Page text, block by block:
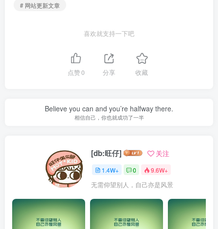
# 网站更新文章
喜欢就支持一下吧
点赞0 分享 收藏
Believe you can and you’re halfway there.
相信自己，你也就成功了一半
[db:旺仔] 关注
1.4W+ 0 9.6W+
无需仰望别人，自己亦是风景